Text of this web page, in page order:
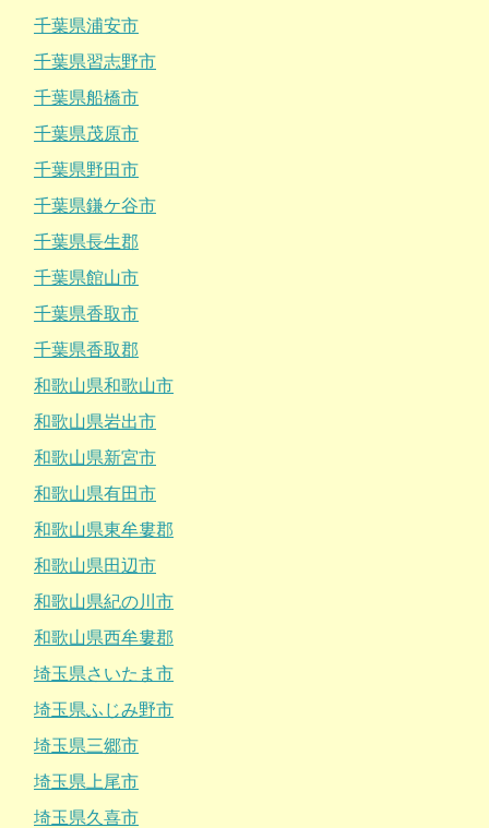
千葉県浦安市
千葉県習志野市
千葉県船橋市
千葉県茂原市
千葉県野田市
千葉県鎌ケ谷市
千葉県長生郡
千葉県館山市
千葉県香取市
千葉県香取郡
和歌山県和歌山市
和歌山県岩出市
和歌山県新宮市
和歌山県有田市
和歌山県東牟婁郡
和歌山県田辺市
和歌山県紀の川市
和歌山県西牟婁郡
埼玉県さいたま市
埼玉県ふじみ野市
埼玉県三郷市
埼玉県上尾市
埼玉県久喜市